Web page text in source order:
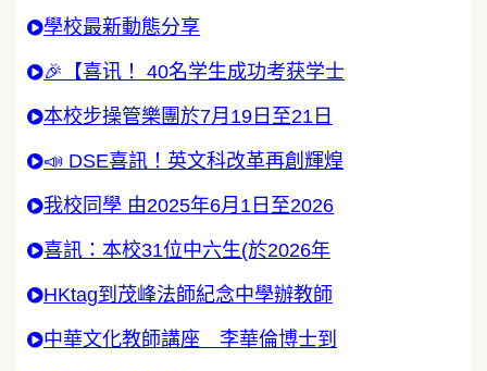
學校最新動態分享
🎉【喜讯！ 40名学生成功考获学士
本校步操管樂團於7月19日至21日
📣 DSE喜訊！英文科改革再創輝煌
我校同學 由2025年6月1日至2026
喜訊：本校31位中六生(於2026年
HKtag到茂峰法師紀念中學辦教師
中華文化教師講座 李華倫博士到